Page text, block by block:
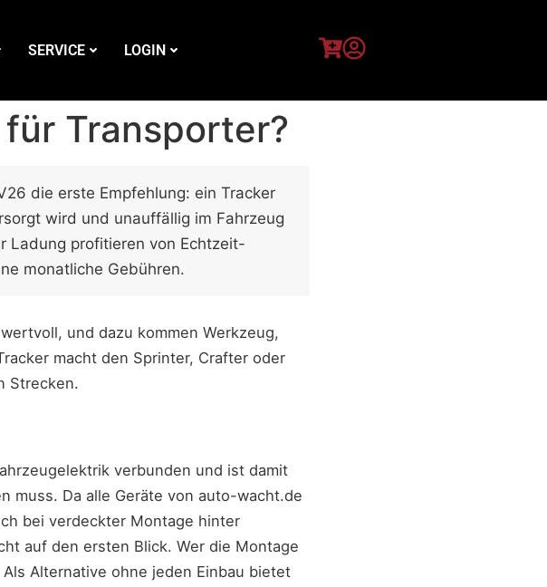
SERVICE LOGIN
Transporter?
die erste Empfehlung: ein Tracker
wird und unauffällig im Fahrzeug
Ladung profitieren von Echtzeit-
monatliche Gebühren.
und dazu kommen Werkzeug,
macht den Sprinter, Crafter oder
Strecken.
verbunden und ist damit
muss. Da alle Geräte von auto-wacht.de
bei verdeckter Montage hinter
auf den ersten Blick. Wer die Montage
Alternative ohne jeden Einbau bietet